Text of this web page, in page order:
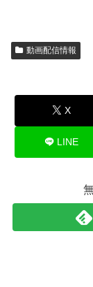
動画配信情報
X
LINE